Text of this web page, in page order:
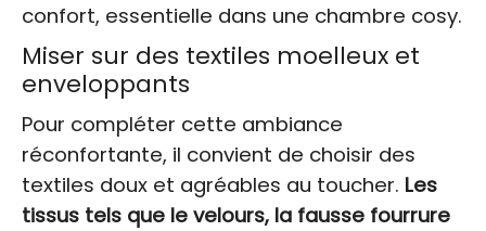
confort, essentielle dans une chambre cosy.
Miser sur des textiles moelleux et
enveloppants
Pour compléter cette ambiance
réconfortante, il convient de choisir des
textiles doux et agréables au toucher. Les
tissus tels que le velours, la fausse fourrure